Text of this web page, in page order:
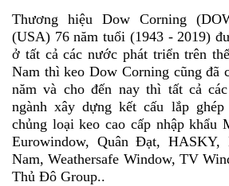
Thương hiệu Dow Corning
(USA) 76 năm tuổi (1943-2019)
ở tất cả các nước phát triển trên
Nam thì keo Dow Corning cũng đã
năm và cho đến nay thì tất cả
ngành xây dựng kết cấu lắp
chủng loại keo cao cấp nhập khẩu
Eurowindow, Quân Đạt, HASKY,
Nam, Weathersafe Window, TV
Thủ Đô Group..